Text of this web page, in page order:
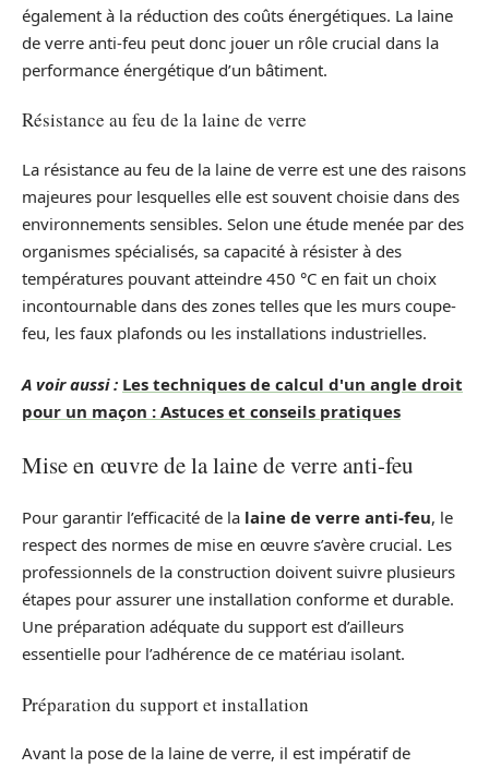
également à la réduction des coûts énergétiques. La laine
de verre anti-feu peut donc jouer un rôle crucial dans la
performance énergétique d’un bâtiment.
Résistance au feu de la laine de verre
La résistance au feu de la laine de verre est une des raisons
majeures pour lesquelles elle est souvent choisie dans des
environnements sensibles. Selon une étude menée par des
organismes spécialisés, sa capacité à résister à des
températures pouvant atteindre 450 °C en fait un choix
incontournable dans des zones telles que les murs coupe-
feu, les faux plafonds ou les installations industrielles.
A voir aussi : Les techniques de calcul d'un angle droit
pour un maçon : Astuces et conseils pratiques
Mise en œuvre de la laine de verre anti-feu
Pour garantir l’efficacité de la laine de verre anti-feu, le
respect des normes de mise en œuvre s’avère crucial. Les
professionnels de la construction doivent suivre plusieurs
étapes pour assurer une installation conforme et durable.
Une préparation adéquate du support est d’ailleurs
essentielle pour l’adhérence de ce matériau isolant.
Préparation du support et installation
Avant la pose de la laine de verre, il est impératif de